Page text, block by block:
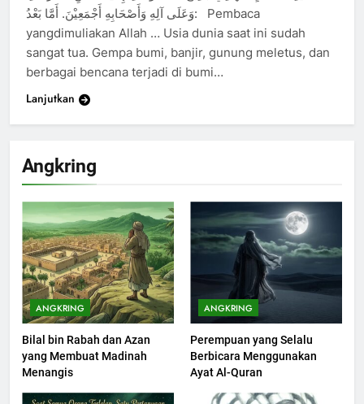
Angkring
ANGKRING
Bilal bin Rabah dan Azan
yang Membuat Madinah
Menangis
ANGKRING
Perempuan yang Selalu
Berbicara Menggunakan
Ayat Al-Quran
200
Khutbah Idul Fitri di Rumah
KHUTBAH
201
202
Khutbah Jumat : Supaya Amal
Bisa Diterima
KHUTBAH
203
Khutbah Jumat: Bulan
Muharram Bulan Bersejarah
وَعَلَى آلِهِ وَأَصْحَابِهِ أَجْمَعِيْنَ. أَمَّا بَعْدُ: Pembaca
yangdimuliakan Allah … Usia dunia saat ini sudah
sangat tua. Gempa bumi, banjir, gunung meletus, dan
berbagai bencana terjadi di bumi…
Lanjutkan